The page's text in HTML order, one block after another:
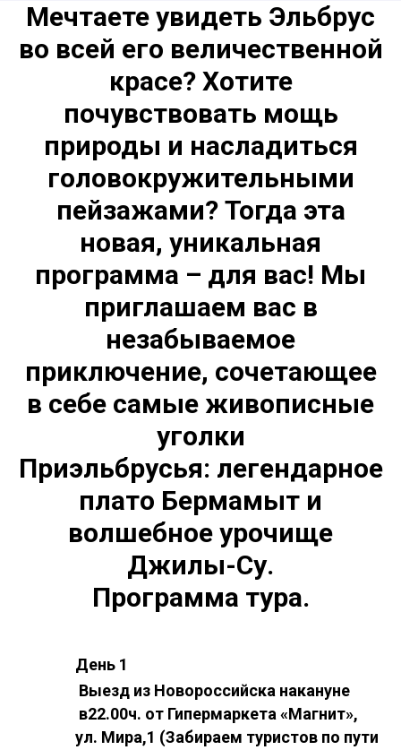
Мечтаете увидеть Эльбрус
во всей его величественной
красе? Хотите
почувствовать мощь
природы и насладиться
головокружительными
пейзажами? Тогда эта
новая, уникальная
программа – для вас! Мы
приглашаем вас в
незабываемое
приключение, сочетающее
в себе самые живописные
уголки
Приэльбрусья: легендарное
плато Бермамыт и
волшебное урочище
Джилы-Су.
Программа тура.
День 1
Выезд из Новороссийска накануне
в22.00ч. от Гипермаркета «Магнит»,
ул. Мира,1 (Забираем туристов по пути